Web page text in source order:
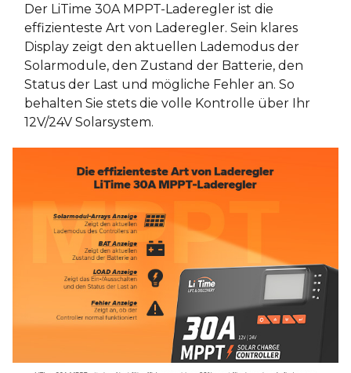
Der LiTime 30A MPPT-Laderegler ist die
effizienteste Art von Laderegler. Sein klares
Display zeigt den aktuellen Lademodus der
Solarmodule, den Zustand der Batterie, den
Status der Last und mögliche Fehler an. So
behalten Sie stets die volle Kontrolle über Ihr
12V/24V Solarsystem.